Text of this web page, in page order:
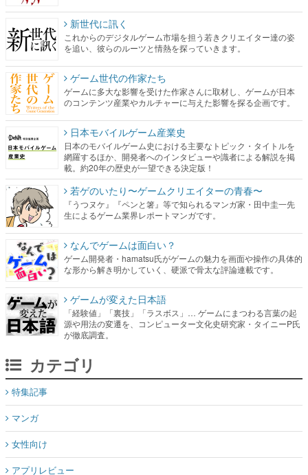
新世代に訊く
これからのデジタルゲーム市場を担う若きクリエイター達の姿
を追い、彼らのルーツと情熱を探っていきます。
ゲーム世代の作家たち
ゲームに多大な影響を受けた作家さんに取材し、ゲームが日本
のコンテンツ産業やカルチャーに与えた影響を探る企画です。
日本モバイルゲーム産業史
日本のモバイルゲーム史における主要なトピック・タイトルを
網羅するほか、開発者へのインタビューや識者による解説を掲
載。約20年の歴史が一望できる決定版！
若ゲのいたり〜ゲームクリエイターの青春〜
『うつヌケ』『ペンと箸』等で知られるマンガ家・田中圭一先
生によるゲーム業界レポートマンガです。
なんでゲームは面白い？
ゲーム開発者・hamatsu氏がゲームの魅力を画面や操作の具体的
な形から解き明かしていく、硬派で骨太な評論連載です。
ゲームが変えた日本語
「経験値」「裏技」「ラスボス」… ゲームにまつわる言葉の起
源や用法の変遷を、コンピューター文化史研究家・タイニーP氏
が徹底調査。
カテゴリ
特集記事
マンガ
女性向け
アプリレビュー